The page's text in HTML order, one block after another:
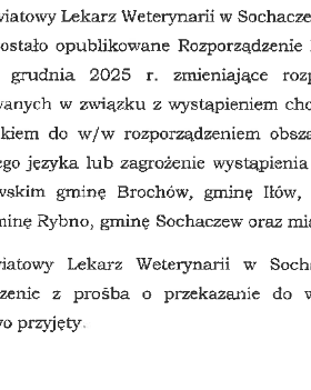
miejskich Iłowowi - fotorelacja
800-lecie pierwszej wzmianki o Iłowie